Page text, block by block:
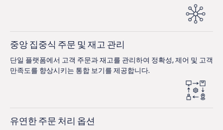
중앙 집중식 주문 및 재고 관리
단일 플랫폼에서 고객 주문과 재고를 관리하여 정확성, 제어 및 고객
만족도를 향상시키는 통합 보기를 제공합니다.
유연한 주문 처리 옵션